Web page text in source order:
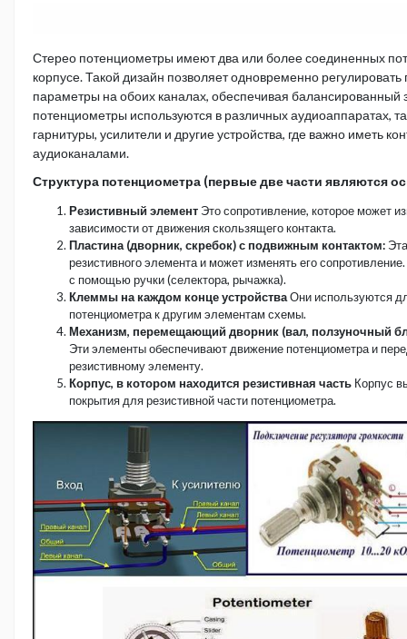
Стерео потенциометры имеют два или более соединенных
корпусе. Такой дизайн позволяет одновременно регулировать
параметры на обоих каналах, обеспечивая балансированный
потенциометры используются в различных аудиоаппаратах,
гарнитуры, усилители и другие устройства, где важно иметь
аудиоканалами.
Структура потенциометра (первые две части являются
Резистивный элемент Это сопротивление, которое может
зависимости от движения скользящего контакта.
Пластина (дворник, скребок) с подвижным контактом:
резистивного элемента и может изменять его
с помощью ручки (селектора, рычажка).
Клеммы на каждом конце устройстваОни используются
потенциометра к другим элементам схемы.
Механизм, перемещающий дворник (вал, ползуночный
Эти элементы обеспечивают движение потенциометра и
резистивному элементу.
Корпус, в котором находится резистивная часть Корпус
покрытия для резистивной части потенциометра.